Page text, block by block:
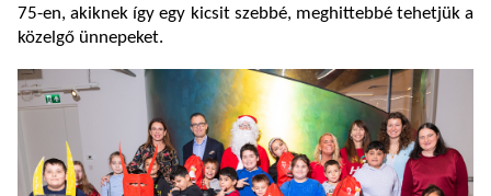
75-en, akiknek így egy kicsit szebbé, meghittebbé tehetjük a
közelgő ünnepeket.